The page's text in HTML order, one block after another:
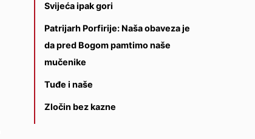
Svijeća ipak gori
Patrijarh Porfirije: Naša obaveza je
da pred Bogom pamtimo naše
mučenike
Tuđe i naše
Zločin bez kazne